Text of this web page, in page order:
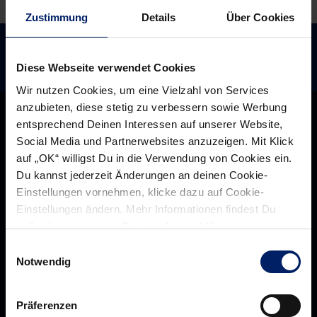
Zustimmung Details Über Cookies
Diese Webseite verwendet Cookies
Wir nutzen Cookies, um eine Vielzahl von Services
anzubieten, diese stetig zu verbessern sowie Werbung
entsprechend Deinen Interessen auf unserer Website,
Social Media und Partnerwebsites anzuzeigen. Mit Klick
auf „OK“ willigst Du in die Verwendung von Cookies ein.
Du kannst jederzeit Änderungen an deinen Cookie-
Einstellungen vornehmen, klicke dazu auf Cookie-
Einstellungen ändern. Mehr Informationen findest Du
außerdem in unsererDatenschutzerklärung.
Notwendig
Präferenzen